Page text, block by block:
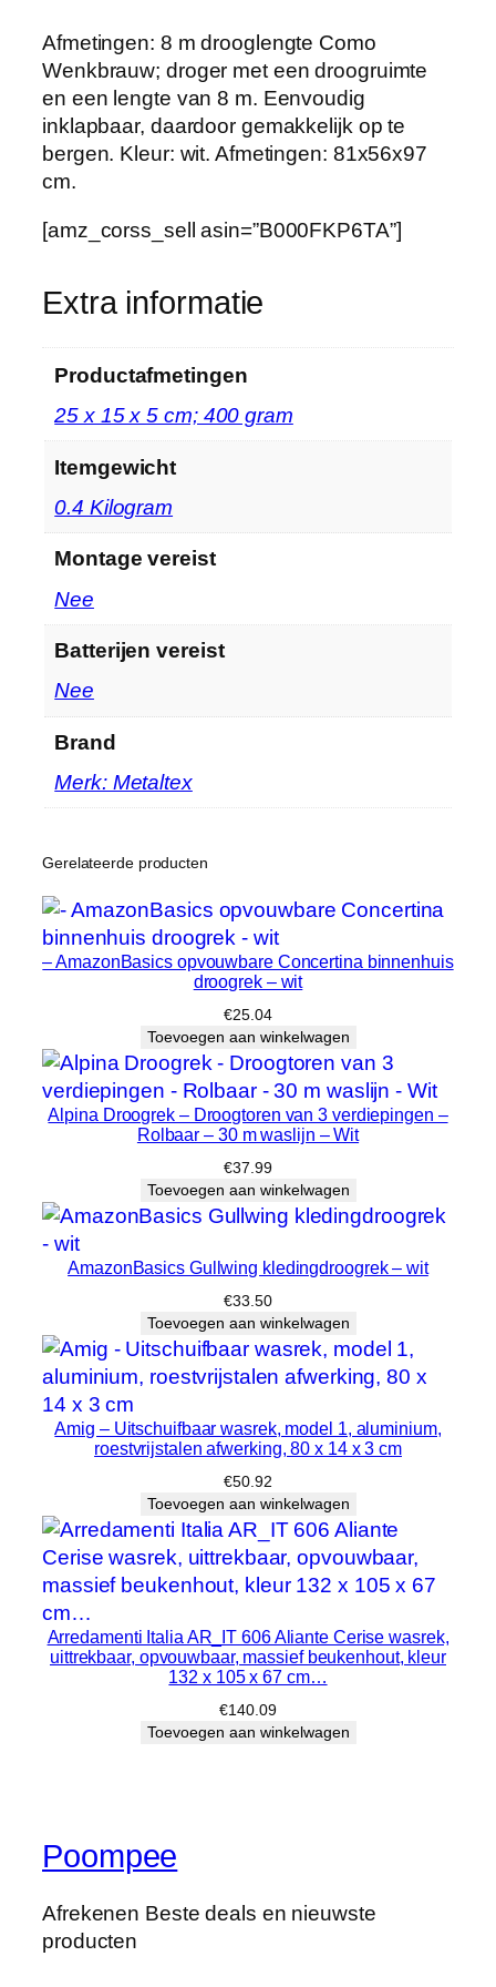
e
v
e
e
l
h
e
Afmetingen: 8 m drooglengte Como
Wenkbrauw; droger met een droogruimte
en een lengte van 8 m. Eenvoudig
inklapbaar, daardoor gemakkelijk op te
bergen. Kleur: wit. Afmetingen: 81x56x97
cm.
[amz_corss_sell asin=”B000FKP6TA”]
Extra informatie
Productafmetingen
‎25 x 15 x 5 cm; 400 gram
Itemgewicht
‎0.4 Kilogram
Montage vereist
‎Nee
Batterijen vereist
‎Nee
Brand
Merk: Metaltex
Gerelateerde producten
– AmazonBasics opvouwbare Concertina binnenhuis
droogrek – wit
€25.04
Toevoegen aan winkelwagen
Alpina Droogrek – Droogtoren van 3 verdiepingen –
Rolbaar – 30 m waslijn – Wit
€37.99
Toevoegen aan winkelwagen
AmazonBasics Gullwing kledingdroogrek – wit
€33.50
Toevoegen aan winkelwagen
Amig – Uitschuifbaar wasrek, model 1, aluminium,
roestvrijstalen afwerking, 80 x 14 x 3 cm
€50.92
Toevoegen aan winkelwagen
Arredamenti Italia AR_IT 606 Aliante Cerise wasrek,
uittrekbaar, opvouwbaar, massief beukenhout, kleur
132 x 105 x 67 cm…
€140.09
Toevoegen aan winkelwagen
Poompee
Afrekenen Beste deals en nieuwste
producten